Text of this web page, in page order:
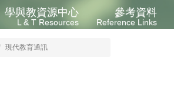
學與教資源中心
L & T Resources
參考資料
Reference Links
現代教育通訊